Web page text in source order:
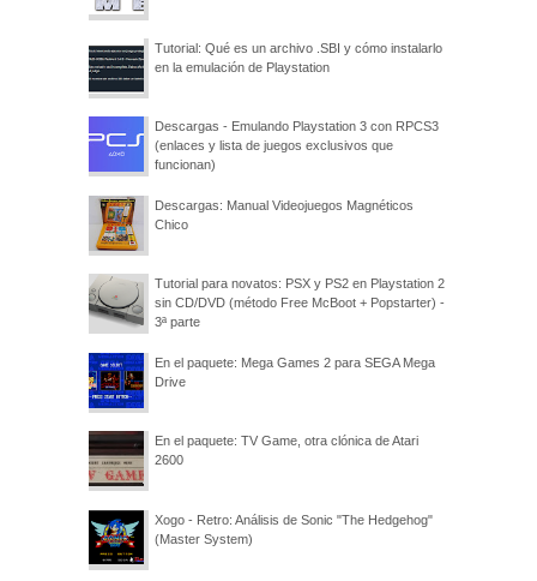
Tutorial: Qué es un archivo .SBI y cómo instalarlo
en la emulación de Playstation
Descargas - Emulando Playstation 3 con RPCS3
(enlaces y lista de juegos exclusivos que
funcionan)
Descargas: Manual Videojuegos Magnéticos
Chico
Tutorial para novatos: PSX y PS2 en Playstation 2
sin CD/DVD (método Free McBoot + Popstarter) -
3ª parte
En el paquete: Mega Games 2 para SEGA Mega
Drive
En el paquete: TV Game, otra clónica de Atari
2600
Xogo - Retro: Análisis de Sonic "The Hedgehog"
(Master System)